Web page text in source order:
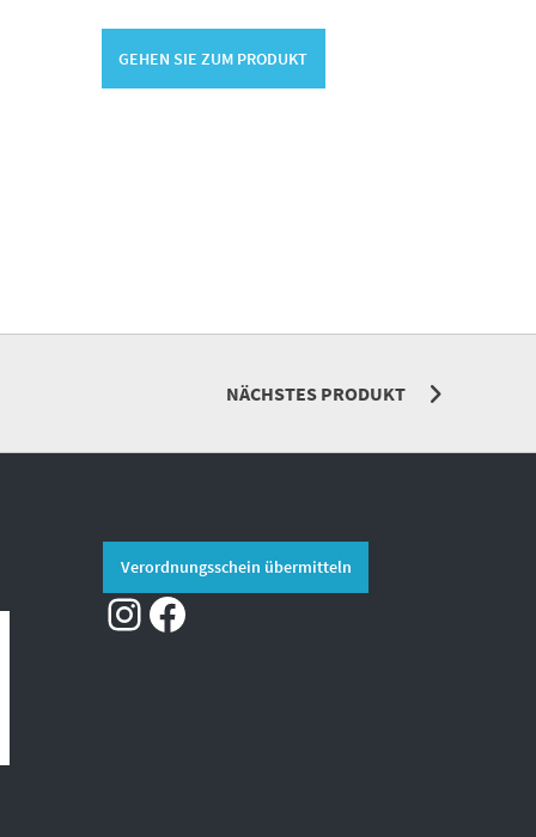
GEHEN SIE ZUM PRODUKT
NÄCHSTES PRODUKT
Verordnungsschein übermitteln
Instagram Facebook